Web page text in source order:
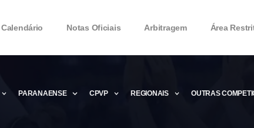
Calendário Notas Oficiais Arbitragem Área
PARANAENSE CPVP REGIONAIS OUTRAS